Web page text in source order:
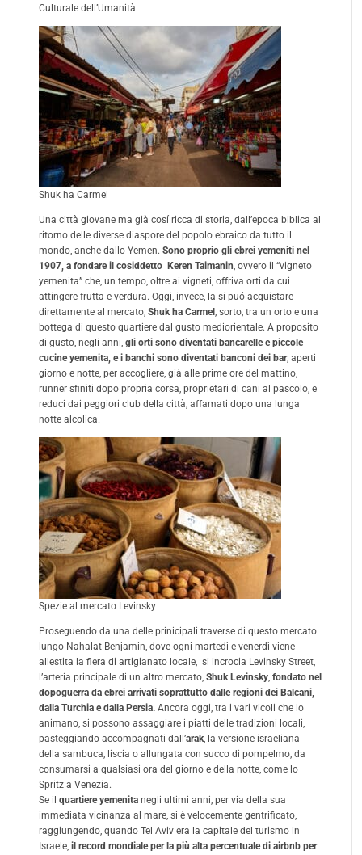
Culturale dell’Umanità.
Shuk ha Carmel
Una città giovane ma già cosí ricca di storia, dall’epoca biblica al
ritorno delle diverse diaspore del popolo ebraico da tutto il
mondo, anche dallo Yemen. Sono proprio gli ebrei yemeniti nel
1907, a fondare il cosiddetto Keren Taimanin, ovvero il “vigneto
yemenita” che, un tempo, oltre ai vigneti, offriva orti da cui
attingere frutta e verdura. Oggi, invece, la si puó acquistare
direttamente al mercato, Shuk ha Carmel , sorto, tra un orto e una
bottega di questo quartiere dal gusto mediorientale. A proposito
di gusto, negli anni, gli orti sono diventati bancarelle e piccole
cucine yemenita, e i banchi sono diventati banconi dei bar, aperti
giorno e notte, per accogliere, già alle prime ore del mattino,
runner sfiniti dopo propria corsa, proprietari di cani al pascolo, e
reduci dai peggiori club della città, affamati dopo una lunga
notte alcolica.
Spezie al mercato Levinsky
Proseguendo da una delle prinicipali traverse di questo mercato
lungo Nahalat Benjamin, dove ogni martedì e venerdì viene
allestita la fiera di artigianato locale, si incrocia Levinsky Street,
l’arteria principale di un altro mercato, Shuk Levinsky, fondato nel
dopoguerra da ebrei arrivati soprattutto dalle regioni dei Balcani,
dalla Turchia e dalla Persia. Ancora oggi, tra i vari vicoli che lo
animano, si possono assaggiare i piatti delle tradizioni locali,
pasteggiando accompagnati dall’arak, la versione israeliana
della sambuca, liscia o allungata con succo di pompelmo, da
consumarsi a qualsiasi ora del giorno e della notte, come lo
Spritz a Venezia.
Se il quartiere yemenita negli ultimi anni, per via della sua
immediata vicinanza al mare, si è velocemente gentrificato,
raggiungendo, quando Tel Aviv era la capitale del turismo in
Israele, il record mondiale per la più alta percentuale di airbnb per